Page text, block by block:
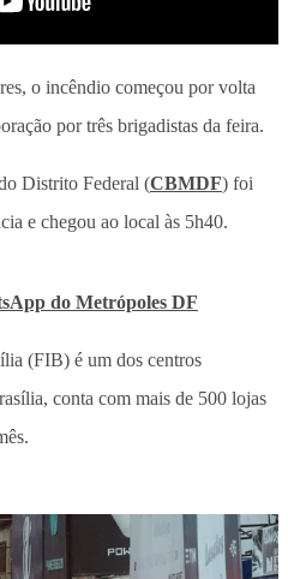
o incêndio começou por volta
por três brigadistas da feira.
Distrito Federal (CBMDF) foi
e chegou ao local às 5h40.
do Metrópoles DF
(FIB) é um dos centros
conta com mais de 500 lojas